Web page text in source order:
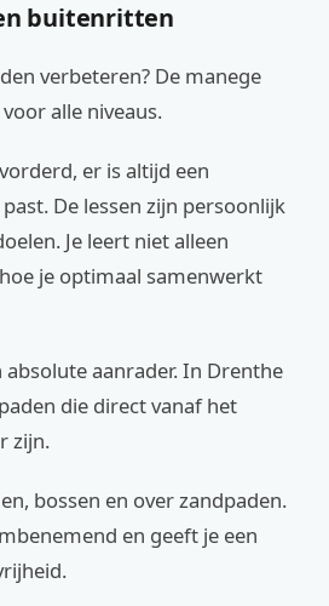
buitenritten
verbeteren? De manege
alle niveaus.
er is altijd een
De lessen zijn persoonlijk
Je leert niet alleen
je optimaal samenwerkt
aanrader. In Drenthe
die direct vanaf het
zijn.
bossen en over zandpaden.
en geeft je een